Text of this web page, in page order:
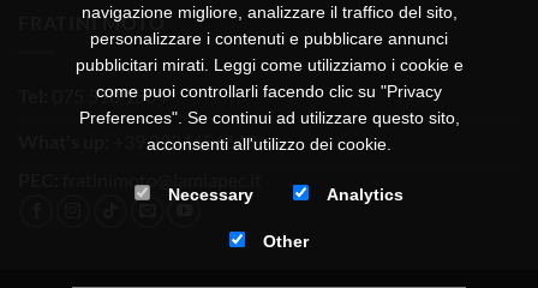
FRATINI MOTO
075 518 1504
+39 3334656649
navigazione migliore, analizzare il traffico del sito,
personalizzare i contenuti e pubblicare annunci
pubblicitari mirati. Leggi come utilizziamo i cookie e
come puoi controllarli facendo clic su "Privacy
Preferences". Se continui ad utilizzare questo sito,
acconsenti all'utilizzo dei cookie.
Necessary Analytics
Other